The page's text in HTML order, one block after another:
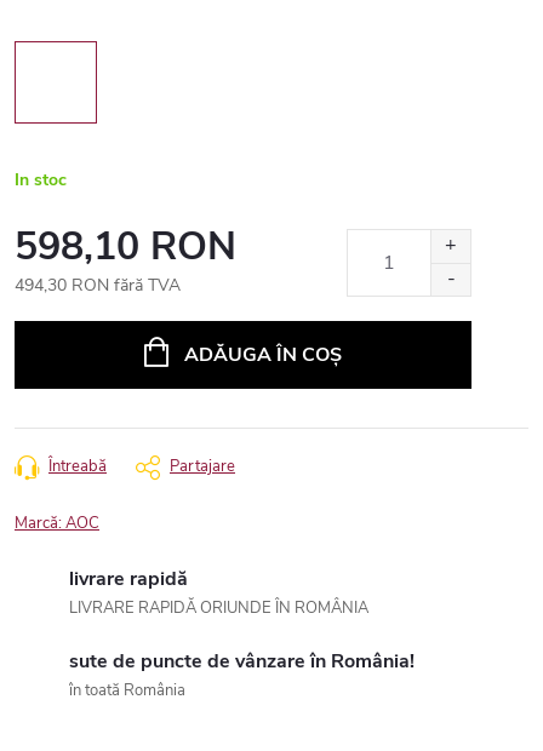
In stoc
598,10 RON
494,30 RON fără TVA
ADĂUGA ÎN COŞ
Întreabă Partajare
Marcă:AOC
livrare rapidă
LIVRARE RAPIDĂ ORIUNDE ÎN ROMÂNIA
sute de puncte de vânzare în România!
în toată România